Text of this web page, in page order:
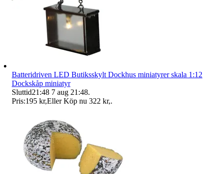
Batteridriven LED Butiksskylt Dockhus miniatyrer skala 1:12
Dockskåp miniatyr
Sluttid21:48 7 aug 21:48.
Pris:195 kr,Eller Köp nu 322 kr,.